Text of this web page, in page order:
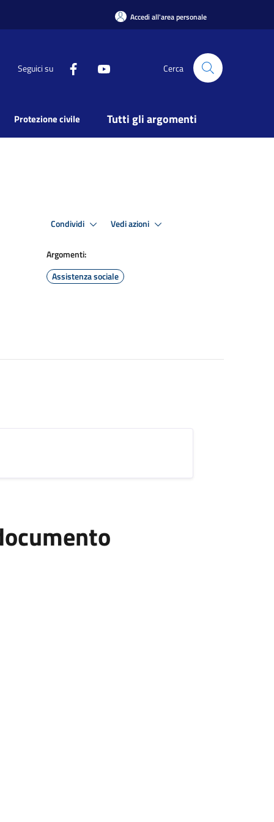
Accedi all'area personale
Seguici su Cerca
Protezione civile Tutti gli argomenti
Condividi Vedi azioni
Argomenti:
Assistenza sociale